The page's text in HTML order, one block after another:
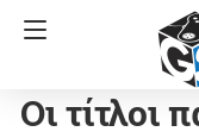
Οι τίτλοι